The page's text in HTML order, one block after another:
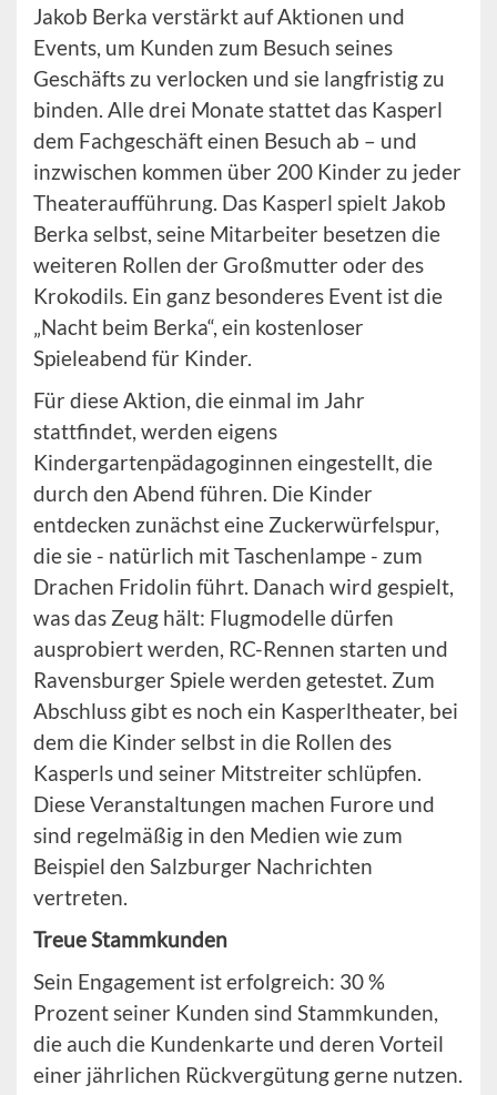
Jakob Berka verstärkt auf Aktionen und
Events, um Kunden zum Besuch seines
Geschäfts zu verlocken und sie langfristig zu
binden. Alle drei Monate stattet das Kasperl
dem Fachgeschäft einen Besuch ab – und
inzwischen kommen über 200 Kinder zu jeder
Theateraufführung. Das Kasperl spielt Jakob
Berka selbst, seine Mitarbeiter besetzen die
weiteren Rollen der Großmutter oder des
Krokodils. Ein ganz besonderes Event ist die
„Nacht beim Berka“, ein kostenloser
Spieleabend für Kinder.
Für diese Aktion, die einmal im Jahr
stattfindet, werden eigens
Kindergartenpädagoginnen eingestellt, die
durch den Abend führen. Die Kinder
entdecken zunächst eine Zuckerwürfelspur,
die sie - natürlich mit Taschenlampe - zum
Drachen Fridolin führt. Danach wird gespielt,
was das Zeug hält: Flugmodelle dürfen
ausprobiert werden, RC-Rennen starten und
Ravensburger Spiele werden getestet. Zum
Abschluss gibt es noch ein Kasperltheater, bei
dem die Kinder selbst in die Rollen des
Kasperls und seiner Mitstreiter schlüpfen.
Diese Veranstaltungen machen Furore und
sind regelmäßig in den Medien wie zum
Beispiel den Salzburger Nachrichten
vertreten.
Treue Stammkunden
Sein Engagement ist erfolgreich: 30 %
Prozent seiner Kunden sind Stammkunden,
die auch die Kundenkarte und deren Vorteil
einer jährlichen Rückvergütung gerne nutzen.